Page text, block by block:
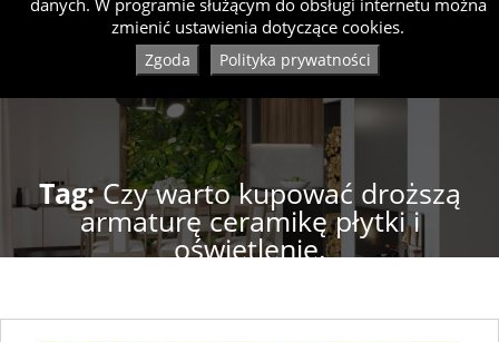
Tag:Czy warto kupować droższą
armaturę ceramikę płytki i
oświetlenie.
danych. W programie służącym do obsługi internetu można
zmienić ustawienia dotyczące cookies.
Zgoda Polityka prywatności